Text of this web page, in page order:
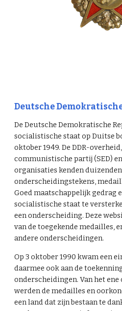
Deutsche
De Deutsche Demokratische
socialistische staat op Duitse
oktober 1949. De DDR-
communistische partij (SED)
organisaties kenden
onderscheidingstekens,
Goed maatschappelijk gedrag
socialistische staat te
een onderscheiding. Deze
van de toegekende medailles,
andere onderscheidingen.
Op 3 oktober 1990 kwam een
daarmee ook aan de
onderscheidingen. Van het
werden de medailles en
een land dat zijn bestaan te